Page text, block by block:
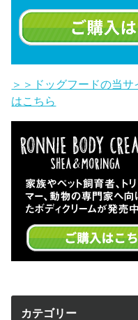
＞＞ドッグフードの当
はこちら
カテゴリー